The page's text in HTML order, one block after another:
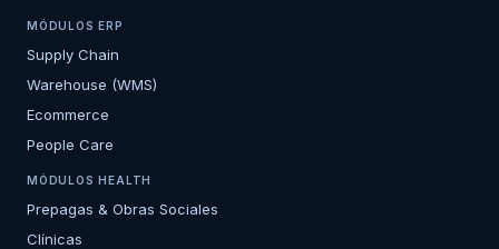
MÓDULOS ERP
Supply Chain
Warehouse (WMS)
Ecommerce
People Care
MÓDULOS HEALTH
Prepagas & Obras Sociales
Clínicas